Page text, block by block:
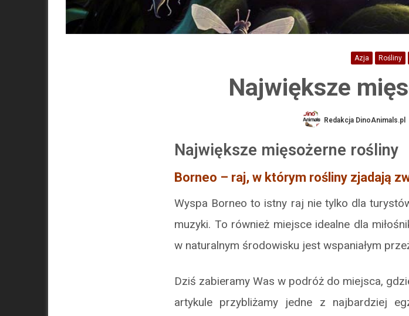
Azja Rośliny
Największe
Redakcja DinoAnimals.pl
Największe mięsożerne rośliny
Borneo – raj, w którym rośliny zjadają
Wyspa Borneo to istny raj nie tylko dla
muzyki. To również miejsce idealne dla
w naturalnym środowisku jest wspaniałym
Dziś zabieramy Was w podróż do miejsca,
artykule przybliżamy jedne z najbardziej